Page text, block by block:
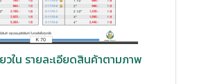
วใน รายละเอียดสินค้าตามภาพ